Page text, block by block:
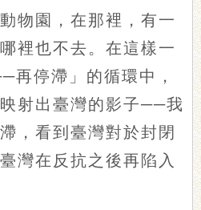
物園，在那裡，有一
裡也不去。在這樣一
停滯」的循環中，
射出臺灣的影子──我
，看到臺灣對於封閉
灣在反抗之後再陷入